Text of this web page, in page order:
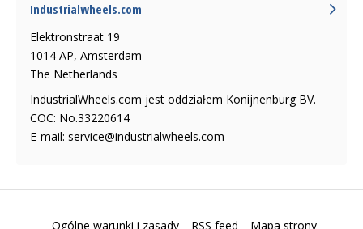
Industrialwheels.com
Elektronstraat 19
1014 AP, Amsterdam
The Netherlands
IndustrialWheels.com jest oddziałem Konijnenburg BV.
COC: No.33220614
E-mail: service@industrialwheels.com
Ogólne warunki i zasady RSS feed Mapa strony